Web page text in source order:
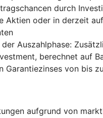
durch
Aktien oder in derzeit
Auszahlphase:
berechnet auf
Garantiezinses von bis
aufgrund von